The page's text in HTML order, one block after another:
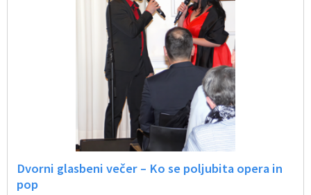
Dvorni glasbeni večer – Ko se poljubita opera in
pop